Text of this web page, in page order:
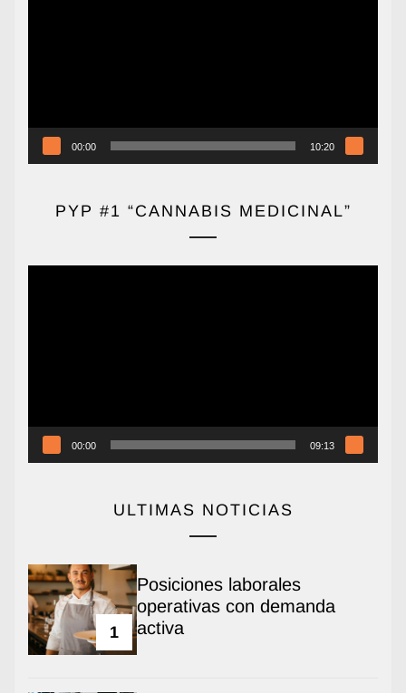
00:00 10:20
PYP #1 “CANNABIS MEDICINAL”
00:00 09:13
ULTIMAS NOTICIAS
1
Posiciones laborales
operativas con demanda
activa